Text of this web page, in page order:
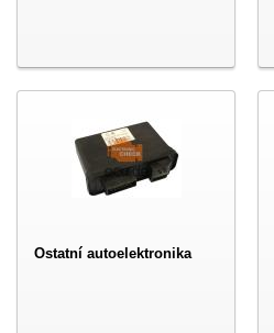
Ostatní autoelektronika